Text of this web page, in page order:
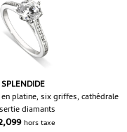
SPLENDIDE
platine, six griffes, cathédrale
diamants
hors taxe